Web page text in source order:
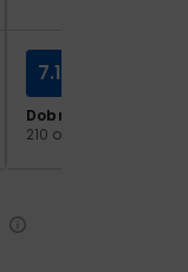
Dobry
210 opinii
7.1